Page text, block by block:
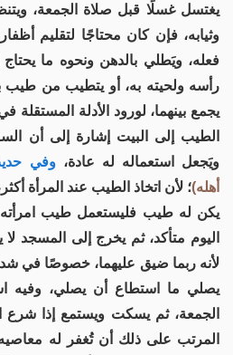
يغتسل غسلًا قبل صلاة الجمعة،
وثيابه، فإن كان محتاجًا لتقليم
فعله، ويَطلي بالدهن ونحوه ما
رأسه ولحيته به، أو يتطيب من طيب
يجمع بينهما، لورود الأدلة
الطيب إلى البيت إشارة إلى أن
ويَجعل استعماله له عادة، وفي
أهله)؛ لأن اتخاذ الطيب عند المرأة
يكن له طيب فليستعمل طيب
اليوم متأكد، ثم يخرج إلى المسجد
لأنه ربما ضيق عليهما، خصوصًا في
يصلي ما استطاع أن يصلي، وفيه
الجمعة، ثم يسكت ويستمع إذا شرع
المرتب على ذلك أن تُغفر له